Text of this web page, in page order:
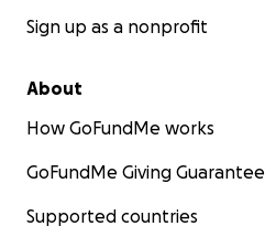
Sign up as a nonprofit
About
How GoFundMe works
GoFundMe Giving Guarantee
Supported countries